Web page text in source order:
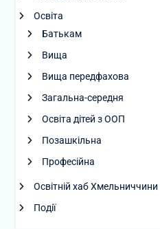
Освіта
Батькам
Вища
Вища передфахова
Загальна-середня
Освіта дітей з ООП
Позашкільна
Професійна
Освітній хаб Хмельниччини
Події